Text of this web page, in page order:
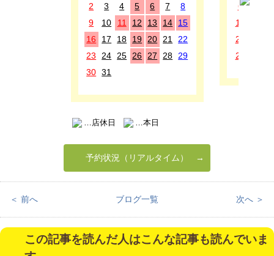
2
3 4 5 6 7
8
9
10 11 12 13 14
15
16
17 18 19 20 21
22
23
24 25 26 27 28
29
30 31
6
13
20
27
…店休日 …本日
予約状況（リアルタイム）
＜ 前へ ブログ一覧 次へ ＞
この記事を読んだ人はこんな記事も読んでいま